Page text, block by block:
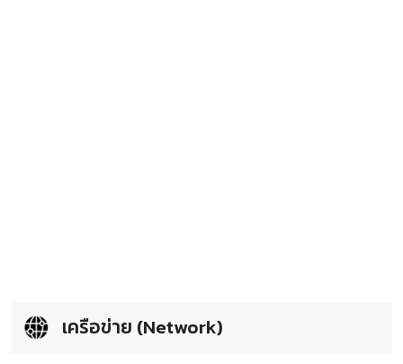
เครือข่าย (Network)